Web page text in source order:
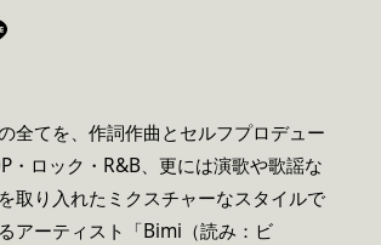
全てを、作詞作曲とセルフプロデュー
・ロック・R&B、更には演歌や歌謡な
取り入れたミクスチャーなスタイルで
アーティスト「Bimi（読み：ビ